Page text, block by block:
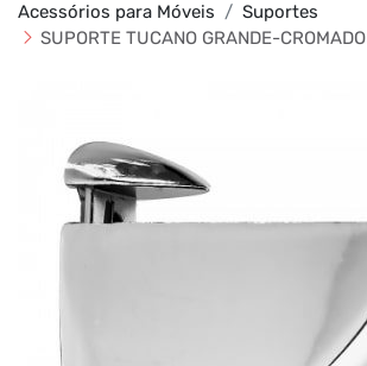
Acessórios para Móveis
Suportes
SUPORTE TUCANO GRANDE-CROMADO